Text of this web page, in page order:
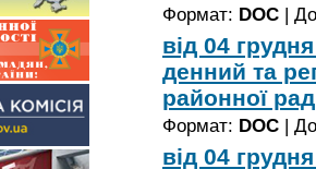
Формат: DOC |
від 04
денний та
районної
Формат: DOC |
від 04